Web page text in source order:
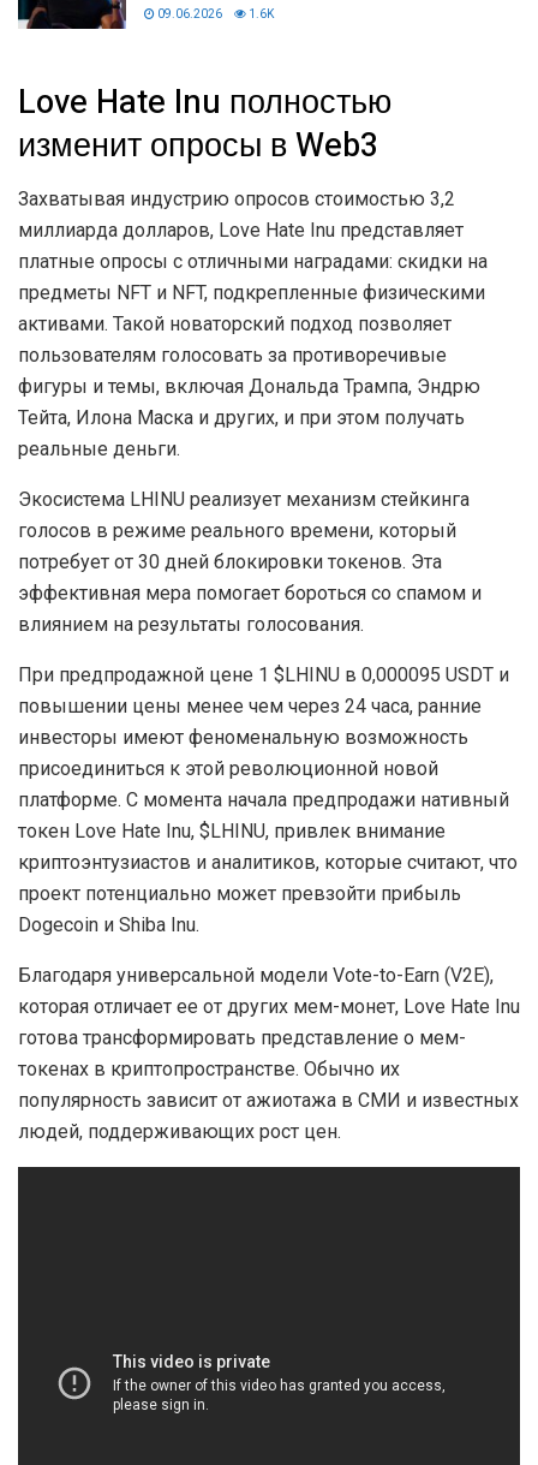
09.06.2026 1.6K
Love Hate Inu полностью
изменит опросы в Web3
Захватывая индустрию опросов стоимостью 3,2
миллиарда долларов, Love Hate Inu представляет
платные опросы с отличными наградами: скидки на
предметы NFT и NFT, подкрепленные физическими
активами. Такой новаторский подход позволяет
пользователям голосовать за противоречивые
фигуры и темы, включая Дональда Трампа, Эндрю
Тейта, Илона Маска и других, и при этом получать
реальные деньги.
Экосистема LHINU реализует механизм стейкинга
голосов в режиме реального времени, который
потребует от 30 дней блокировки токенов. Эта
эффективная мера помогает бороться со спамом и
влиянием на результаты голосования.
При предпродажной цене 1 $LHINU в 0,000095 USDT и
повышении цены менее чем через 24 часа, ранние
инвесторы имеют феноменальную возможность
присоединиться к этой революционной новой
платформе. С момента начала предпродажи нативный
токен Love Hate Inu, $LHINU, привлек внимание
криптоэнтузиастов и аналитиков, которые считают, что
проект потенциально может превзойти прибыль
Dogecoin и Shiba Inu.
Благодаря универсальной модели Vote-to-Earn (V2E),
которая отличает ее от других мем-монет, Love Hate Inu
готова трансформировать представление о мем-
токенах в криптопространстве. Обычно их
популярность зависит от ажиотажа в СМИ и известных
людей, поддерживающих рост цен.